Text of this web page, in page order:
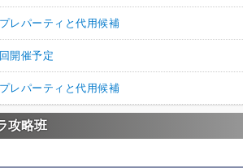
レパーティと代用候補
開催予定
レパーティと代用候補
攻略班